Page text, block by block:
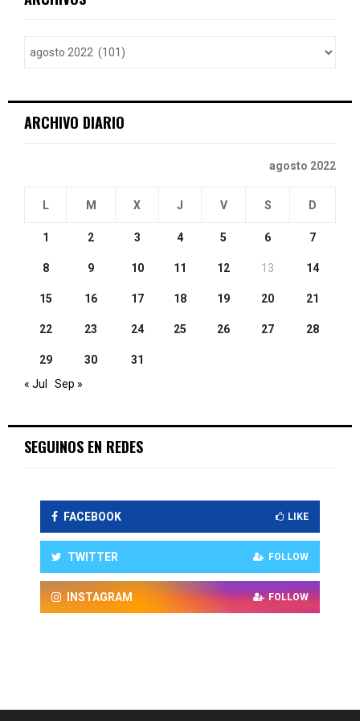
h
ARCHIVO DIARIO
agosto 2022
L M X J V S D
1 2 3 4 5 6 7
8 9 10 11 12 13 14
15 16 17 18 19 20 21
22 23 24 25 26 27 28
29 30
31
« Jul
Sep »
SEGUINOS EN REDES
FACEBOOK LIKE
TWITTER FOLLOW
INSTAGRAM FOLLOW